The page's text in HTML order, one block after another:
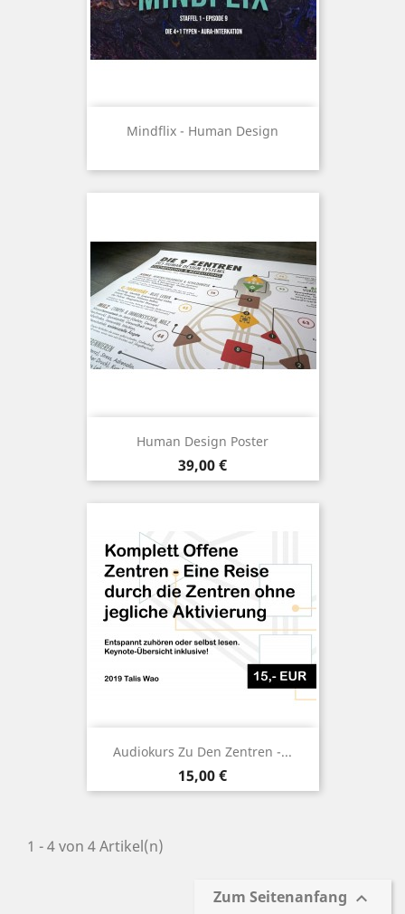
Mindflix - Human Design
Human Design Poster
Preis
39,00 €
Audiokurs Zu Den Zentren -...
Preis
15,00 €
1 - 4 von 4 Artikel(n)
Zum Seitenanfang 